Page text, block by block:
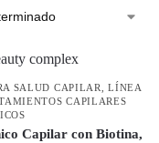
SALUD CAPILAR,LÍNEA
CAPILARES
Capilar con Biotina,